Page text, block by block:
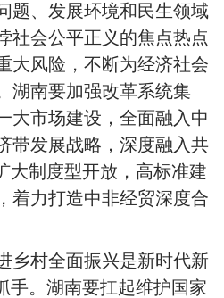
题、发展环境和民生领域
社会公平正义的焦点热点
大风险，不断为经济社会
湖南要加强改革系统集
大市场建设，全面融入中
带发展战略，深度融入共
大制度型开放，高标准建
着力打造中非经贸深度合
村全面振兴是新时代新
手。湖南要扛起维护国家